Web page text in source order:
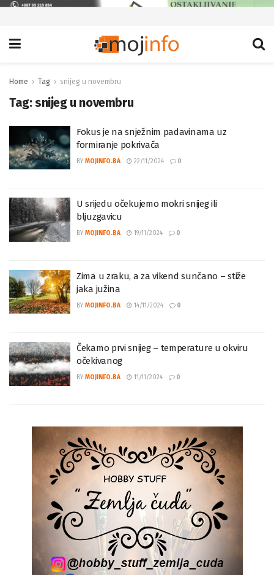
Home Tag snijeg u novembru
Tag:snijeg u novembru
Fokus je na snježnim padavinama uz
formiranje pokrivača
BY MOJINFO.BA 22/11/2024 0
U srijedu očekujemo mokri snijeg ili
bljuzgavicu
BY MOJINFO.BA 19/11/2024 0
Zima u zraku, a za vikend sunčano – stiže
jaka južina
BY MOJINFO.BA 14/11/2024 0
Čekamo prvi snijeg – temperature u okviru
očekivanog
BY MOJINFO.BA 11/11/2024 0